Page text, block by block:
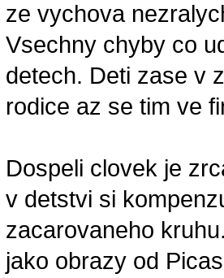
ze vychova
Vsechny chyby co
detech. Deti zase v
rodice az se tim ve
Dospeli clovek je
v detstvi si
zacarovaneho
jako obrazy od